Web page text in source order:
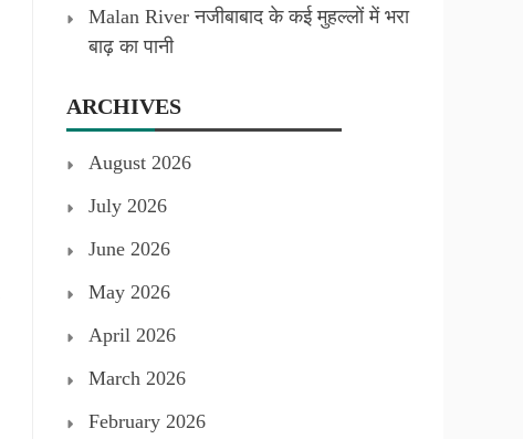
Malan River नजीबाबाद के कई मुहल्लों में भरा
बाढ़ का पानी
ARCHIVES
August 2026
July 2026
June 2026
May 2026
April 2026
March 2026
February 2026